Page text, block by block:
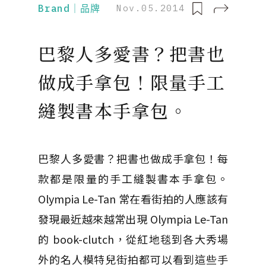
Brand｜品牌 Nov.05.2014
巴黎人多愛書？把書也
做成手拿包！限量手工
縫製書本手拿包。
巴黎人多愛書？把書也做成手拿包！每
款都是限量的手工縫製書本手拿包。
Olympia Le-Tan 常在看街拍的人應該有
發現最近越來越常出現 Olympia Le-Tan
的 book-clutch，從紅地毯到各大秀場
外的名人模特兒街拍都可以看到這些手